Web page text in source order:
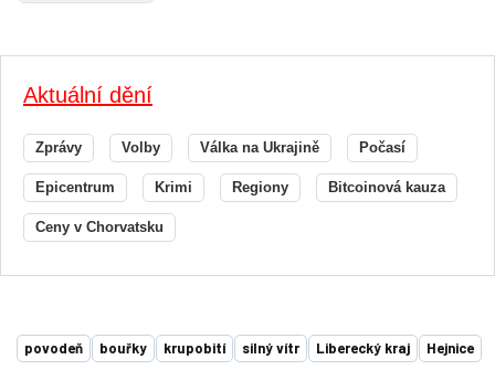
Aktuální dění
Zprávy Volby Válka na Ukrajině Počasí
Epicentrum Krimi Regiony Bitcoinová kauza
Ceny v Chorvatsku
povodeň bouřky krupobití silný vítr Liberecký kraj Hejnice